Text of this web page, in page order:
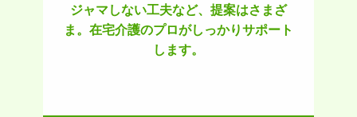
ジャマしない工夫など、提案はさまざ
ま。在宅介護のプロがしっかりサポート
します。